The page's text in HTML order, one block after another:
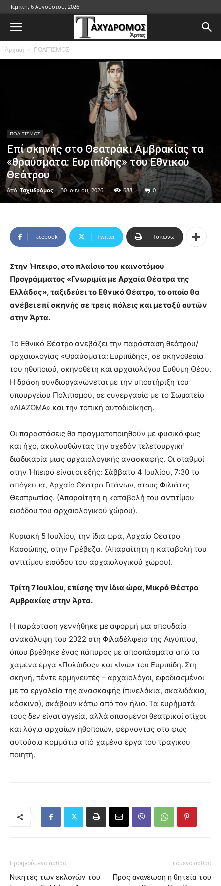
Πέμπτη, 6 Αυγούστου, 2026
Αρχική ΠΟΛΙΤΙΣΜΟΣ
ΠΟΛΙΤΙΣΜΟΣ
Επί σκηνής στο Θεατράκι Αμβρακίας τα
«θραύσματα: Ευριπίδης» του Εθνικού
Θεάτρου
Από Ταχυδρόμος - 30 Ιουνίου, 2026 688 0
Facebook Twitter Τυπώνω
Στην Ήπειρο, στο πλαίσιο του καινοτόμου
Προγράμματος «Γνωριμία με Αρχαία Θέατρα της
Ελλάδας», ταξιδεύει το Εθνικό Θέατρο, το οποίο θα
ανέβει επί σκηνής σε τρεις πόλεις και μεταξύ αυτών
στην Άρτα.
Το Εθνικό Θέατρο ανεβάζει την παράσταση θεάτρου/
αρχαιολογίας «Θραύσματα: Ευριπίδης», σε σκηνοθεσία
του ηθοποιού, σκηνοθέτη και αρχαιολόγου Ευθύμη Θέου.
Η δράση συνδιοργανώνεται με την υποστήριξη του
υπουργείου Πολιτισμού, σε συνεργασία με το Σωματείο
«ΔΙΑΖΩΜΑ» και την τοπική αυτοδιοίκηση.
Οι παραστάσεις θα πραγματοποιηθούν με φυσικό φως
και ήχο, ακολουθώντας την σχεδόν τελετουργική
διαδικασία μιας αρχαιολογικής ανασκαφής. Οι σταθμοί
στην Ήπειρο είναι οι εξής: Σάββατο 4 Ιουλίου, 7:30 το
απόγευμα, Αρχαίο Θέατρο Γιτάνων, στους Φιλιάτες
Θεσπρωτίας. (Απαραίτητη η καταβολή του αντιτίμου
εισόδου του αρχαιολογικού χώρου).
Κυριακή 5 Ιουλίου, την ίδια ώρα, Αρχαίο Θέατρο
Κασσώπης, στην Πρέβεζα. (Απαραίτητη η καταβολή του
αντιτίμου εισόδου του αρχαιολογικού χώρου).
Τρίτη 7 Ιουλίου, επίσης την ίδια ώρα, Μικρό Θέατρο
Αμβρακίας στην Άρτα.
Η παράσταση γεννήθηκε με αφορμή μια σπουδαία
ανακάλυψη του 2022 στη Φιλαδέλφεια της Αιγύπτου,
όπου βρέθηκε ένας πάπυρος με αποσπάσματα από τα
χαμένα έργα «Πολύιδος» και «Ινώ» του Ευριπίδη. Στη
σκηνή, πέντε ερμηνευτές – αρχαιολόγοι, εφοδιασμένοι
με τα εργαλεία της ανασκαφής (πινελάκια, σκαλιδάκια,
κόσκινα), σκάβουν κάτω από τον ήλιο. Τα ευρήματά
τους δεν είναι αγγεία, αλλά σπασμένοι θεατρικοί στίχοι
και λόγια αρχαίων ηθοποιών, φέρνοντας στο φως
αυτούσια κομμάτια από χαμένα έργα του τραγικού
ποιητή.
Προηγούμενο άρθρο
Νικητές των εκλογών του
Επόμενο άρθρο
Προς ανανέωση η θητεία του